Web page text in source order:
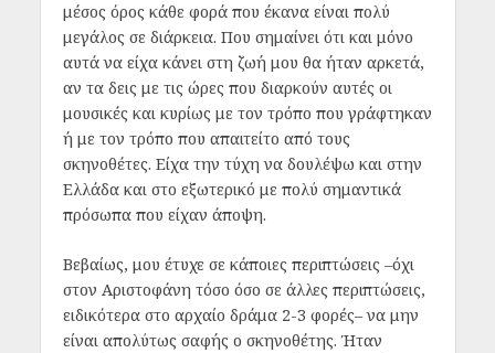
μέσος όρος κάθε φορά που έκανα είναι πολύ
μεγάλος σε διάρκεια. Που σημαίνει ότι και μόνο
αυτά να είχα κάνει στη ζωή μου θα ήταν αρκετά,
αν τα δεις με τις ώρες που διαρκούν αυτές οι
μουσικές και κυρίως με τον τρόπο που γράφτηκαν
ή με τον τρόπο που απαιτείτο από τους
σκηνοθέτες. Είχα την τύχη να δουλέψω και στην
Ελλάδα και στο εξωτερικό με πολύ σημαντικά
πρόσωπα που είχαν άποψη.
Βεβαίως, μου έτυχε σε κάποιες περιπτώσεις –όχι
στον Αριστοφάνη τόσο όσο σε άλλες περιπτώσεις,
ειδικότερα στο αρχαίο δράμα 2-3 φορές– να μην
είναι απολύτως σαφής ο σκηνοθέτης. Ήταν